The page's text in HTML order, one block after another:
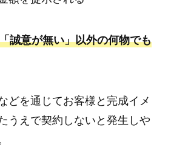
誠意が無い」以外の何物でも
どを通じてお客様と完成イメ
うえで契約しないと発生しや